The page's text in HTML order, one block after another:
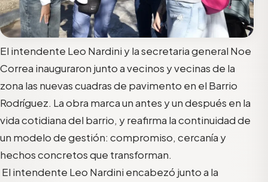
El intendente Leo Nardini y la secretaria general Noe
Correa inauguraron junto a vecinos y vecinas de la
zona las nuevas cuadras de pavimento en el Barrio
Rodríguez. La obra marca un antes y un después en la
vida cotidiana del barrio, y reafirma la continuidad de
un modelo de gestión: compromiso, cercanía y
hechos concretos que transforman.
El intendente Leo Nardini encabezó junto a la